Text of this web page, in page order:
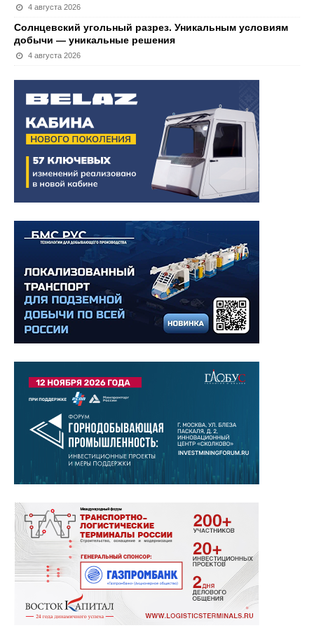
4 августа 2026
Солнцевский угольный разрез. Уникальным условиям
добычи — уникальные решения
4 августа 2026